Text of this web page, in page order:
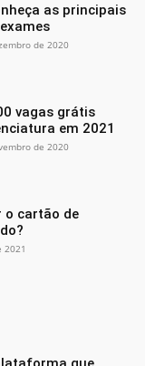
as principais
de 2020
vagas grátis
em 2021
de 2020
o cartão de
2021